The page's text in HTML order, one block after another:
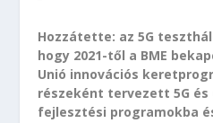
Hozzátette: az 5G
hogy 2021-től a BME
Unió innovációs
részeként tervezett 5G és
fejlesztési programokba